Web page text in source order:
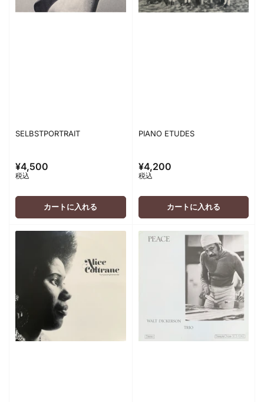
SELBSTPORTRAIT
通
常
価
¥4,500
税込
カートに入れる
PIANO ETUDES
通
常
価
¥4,200
税込
カートに入れる